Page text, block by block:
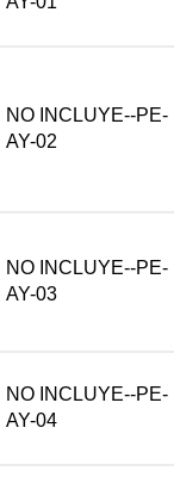
NO INCLUYE--PE-
AY-02
NO INCLUYE--PE-
AY-03
NO INCLUYE--PE-
AY-04